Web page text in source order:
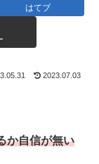
はてブ
2023.07.03
か自信が無い